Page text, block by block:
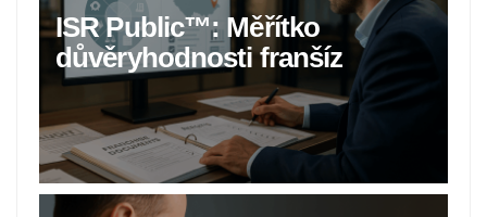
ISR Public™: Měřítko
důvěryhodnosti franšíz